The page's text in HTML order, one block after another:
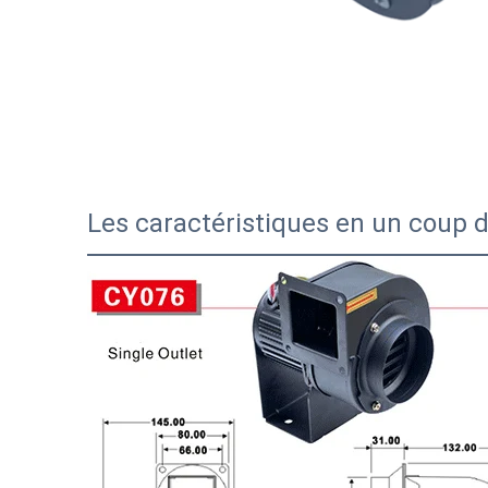
Les caractéristiques en un coup